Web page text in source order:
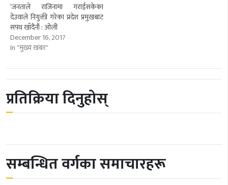
‘जनताले राजिनामा गराईसकेका
देउवाले नियुक्ती गरेका प्रदेश प्रमुखबाट
सपथ खाँदैनौं : ओली
December 16, 2017
In "मुख्य खबर"
प्रतिक्रिया दिनुहोस्
सम्बन्धित वर्गका समाचारहरू